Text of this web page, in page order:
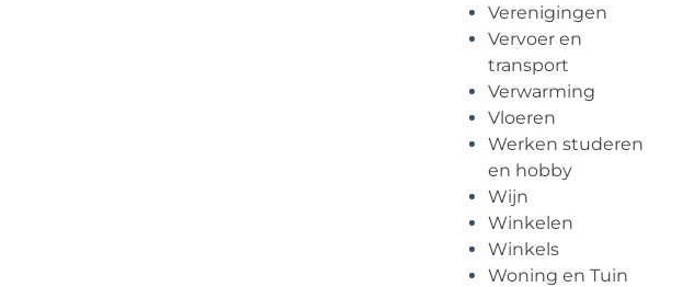
Verenigingen
Vervoer en
transport
Verwarming
Vloeren
Werken studeren
en hobby
Wijn
Winkelen
Winkels
Woning en Tuin